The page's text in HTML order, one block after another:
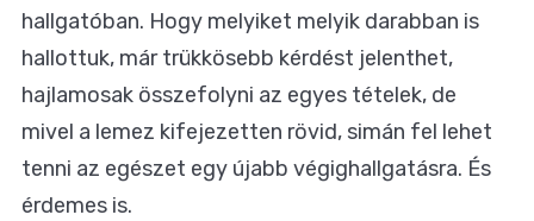
hallgatóban. Hogy melyiket melyik darabban is
hallottuk, már trükkösebb kérdést jelenthet,
hajlamosak összefolyni az egyes tételek, de
mivel a lemez kifejezetten rövid, simán fel lehet
tenni az egészet egy újabb végighallgatásra. És
érdemes is.